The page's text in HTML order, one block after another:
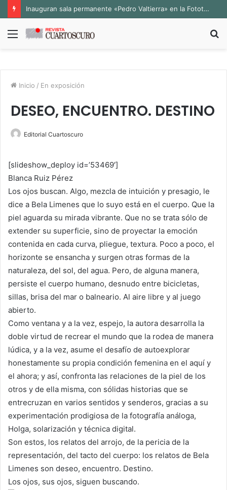
Inauguran sala permanente «Pedro Valtierra» en la Fototeca de Zacatecas
Menú
Inicio / En exposición
DESEO, ENCUENTRO. DESTINO
Editorial Cuartoscuro
[slideshow_deploy id=’53469′]
Blanca Ruiz Pérez
Los ojos buscan. Algo, mezcla de intuición y presagio, le
dice a Bela Limenes que lo suyo está en el cuerpo. Que la
piel aguarda su mirada vibrante. Que no se trata sólo de
extender su superficie, sino de proyectar la emoción
contenida en cada curva, pliegue, textura. Poco a poco, el
horizonte se ensancha y surgen otras formas de la
naturaleza, del sol, del agua. Pero, de alguna manera,
persiste el cuerpo humano, desnudo entre bicicletas,
sillas, brisa del mar o balneario. Al aire libre y al juego
abierto.
Como ventana y a la vez, espejo, la autora desarrolla la
doble virtud de recrear el mundo que la rodea de manera
lúdica, y a la vez, asume el desafío de autoexplorar
honestamente su propia condición femenina en el aquí y
el ahora; y así, confronta las relaciones de la piel de los
otros y de ella misma, con sólidas historias que se
entrecruzan en varios sentidos y senderos, gracias a su
experimentación prodigiosa de la fotografía análoga,
Holga, solarización y técnica digital.
Son estos, los relatos del arrojo, de la pericia de la
representación, del tacto del cuerpo: los relatos de Bela
Limenes son deseo, encuentro. Destino.
Los ojos, sus ojos, siguen buscando.